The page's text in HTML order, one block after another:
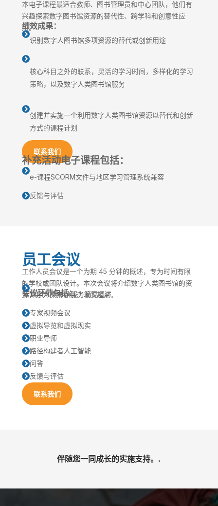
本电子课程最适合教师、图书管理员和中心团队，他们有
兴趣探索数字图书馆资源的替代性、跨学科和创意性应
用。.
绩效成果：

识别数字人图书馆多项资源的替代或创新用途

核心科目之外的联系，灵活的学习时间，多样化的学习
策略，以及数字人类图书馆服务

创建并实施一个利用数字人类图书馆资源以替代和创新
方式的课程计划
联系我们
补充活动电子课程包括：

e-课程SCORM文件与地区学习管理系统兼容
反馈与评估
员工会议
工作人员会议是一个为期 45 分钟的概述，专为时间有限
的学校或团队设计。本次会议将介绍数字人类图书馆的资
源，并为探索提供清晰的起点。.
会议环节包括：

数字人图书馆服务简要概述
专家视频会议
虚拟导览和虚拟现实
职业导师
路径构建者人工智能
问答
反馈与评估
联系我们
伴随您一同成长的实施支持。.